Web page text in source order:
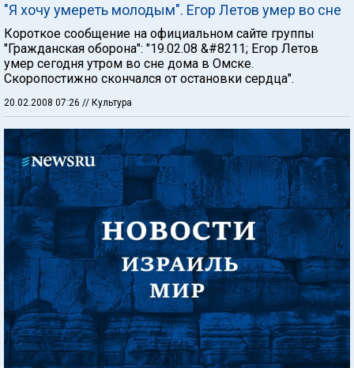
"Я хочу умереть молодым". Егор Летов умер во сне
Короткое сообщение на официальном сайте группы
"Гражданская оборона": "19.02.08 &#8211; Егор Летов
умер сегодня утром во сне дома в Омске.
Скоропостижно скончался от остановки сердца".
20.02.2008 07:26 // Культура